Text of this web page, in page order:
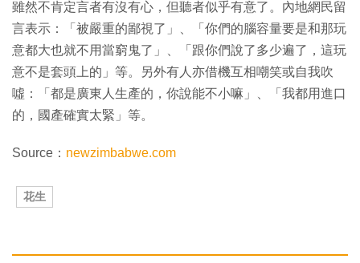
雖然不肯定言者有沒有心，但聽者似乎有意了。內地網民留
言表示：「被嚴重的鄙視了」、「你們的腦容量要是和那玩
意都大也就不用當窮鬼了」、「跟你們說了多少遍了，這玩
意不是套頭上的」等。另外有人亦借機互相嘲笑或自我吹
噓：「都是廣東人生產的，你說能不小嘛」、「我都用進口
的，國產確實太緊」等。
Source： newzimbabwe.com
花生